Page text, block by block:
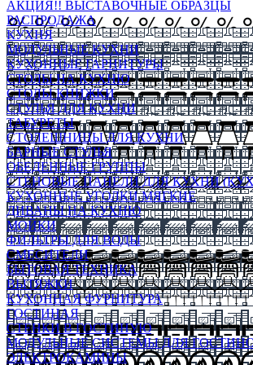
АКЦИЯ!! ВЫСТАВОЧНЫЕ ОБРАЗЦЫ
РАСПРОДАЖА
КУХНЯ
МОДУЛЬНЫЕ КУХНИ
КУХОННЫЕ ГАРНИТУРЫ
СТОЛЫ НА КУХНЮ
СТОЛЫ КНИЖКИ
СТУЛЬЯ ДЛЯ КУХНИ
ТАБУРЕТЫ
СТОЛЕШНИЦЫ ДЛЯ КУХНИ
БАРНЫЕ СТУЛЬЯ
ОБЕДЕННЫЕ ГРУППЫ
СТЕНОВЫЕ ПАНЕЛИ ДЛЯ КУХНИ
КУХОННЫЕ УГОЛКИ МЯГКИЕ
ДИВАНЫ НА КУХНЮ
МОЙКИ
ФИЛЬТРЫ ДЛЯ ВОДЫ
СМЕСИТЕЛИ
БЫТОВАЯ ТЕХНИКА
ВЫТЯЖКИ
КУХОННАЯ ФУРНИТУРА
ГОСТИНАЯ
СТЕНКИ В ГОСТИНУЮ
МОДУЛЬНЫЕ СИСТЕМЫ ДЛЯ
ЭЛЕКТРОКАМИНЫ